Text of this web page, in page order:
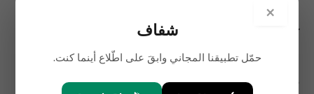
باللون الأحمر على قبر
كوليت والقبر الآخر الذي تمت إعادة ردمه.
هل يمكن اعتبار هذه الحفر قبورا أخرى، أو هل
×
شفاف
حمّل تطبيقنا المجاني وابقَ على اطّلاع أينما كنت.